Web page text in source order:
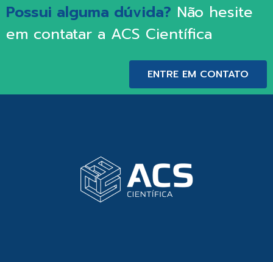
Possui alguma dúvida? Não hesite
em contatar a ACS Científica
ENTRE EM CONTATO